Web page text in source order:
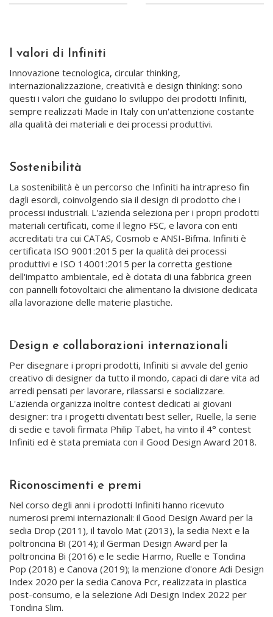
I valori di Infiniti
Innovazione tecnologica, circular thinking,
internazionalizzazione, creatività e design thinking: sono
questi i valori che guidano lo sviluppo dei prodotti Infiniti,
sempre realizzati Made in Italy con un'attenzione costante
alla qualità dei materiali e dei processi produttivi.
Sostenibilità
La sostenibilità è un percorso che Infiniti ha intrapreso fin
dagli esordi, coinvolgendo sia il design di prodotto che i
processi industriali. L'azienda seleziona per i propri prodotti
materiali certificati, come il legno FSC, e lavora con enti
accreditati tra cui CATAS, Cosmob e ANSI-Bifma. Infiniti è
certificata ISO 9001:2015 per la qualità dei processi
produttivi e ISO 14001:2015 per la corretta gestione
dell'impatto ambientale, ed è dotata di una fabbrica green
con pannelli fotovoltaici che alimentano la divisione dedicata
alla lavorazione delle materie plastiche.
Design e collaborazioni internazionali
Per disegnare i propri prodotti, Infiniti si avvale del genio
creativo di designer da tutto il mondo, capaci di dare vita ad
arredi pensati per lavorare, rilassarsi e socializzare.
L'azienda organizza inoltre contest dedicati ai giovani
designer: tra i progetti diventati best seller, Ruelle, la serie
di sedie e tavoli firmata Philip Tabet, ha vinto il 4° contest
Infiniti ed è stata premiata con il Good Design Award 2018.
Riconoscimenti e premi
Nel corso degli anni i prodotti Infiniti hanno ricevuto
numerosi premi internazionali: il Good Design Award per la
sedia Drop (2011), il tavolo Mat (2013), la sedia Next e la
poltroncina Bi (2014); il German Design Award per la
poltroncina Bi (2016) e le sedie Harmo, Ruelle e Tondina
Pop (2018) e Canova (2019); la menzione d'onore Adi Design
Index 2020 per la sedia Canova Pcr, realizzata in plastica
post-consumo, e la selezione Adi Design Index 2022 per
Tondina Slim.